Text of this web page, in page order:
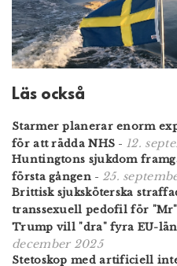
Läs också
Starmer planerar enorm
för att rädda NHS - 12.
Huntingtons sjukdom
första gången- 25.
Brittisk sjuksköterska
transsexuell pedofil för "Mr"
Trump vill "dra" fyra EU-
december 2025
Stetoskop med artificiell